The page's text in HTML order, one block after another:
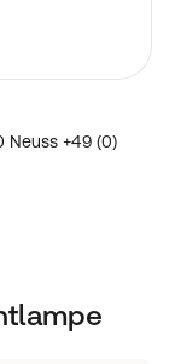
Verstauen zu
Medisana
wählbare
Neuss +49 (0)